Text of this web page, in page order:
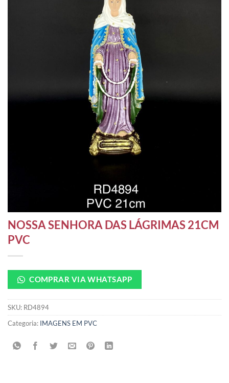
NOSSA SENHORA DAS LÁGRIMAS 21CM
PVC
COMPRAR VIA WHATSAPP
SKU: RD4894
Categoria: IMAGENS EM PVC